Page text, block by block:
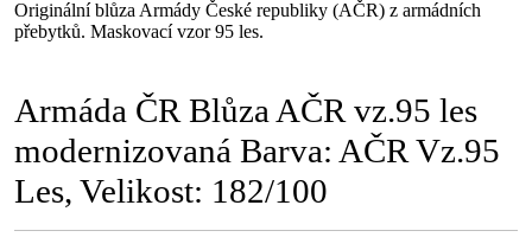
Originální blůza Armády České republiky (AČR) z armádních
přebytků. Maskovací vzor 95 les.
Armáda ČR Blůza AČR vz.95 les
modernizovaná Barva: AČR Vz.95
Les, Velikost: 182/100